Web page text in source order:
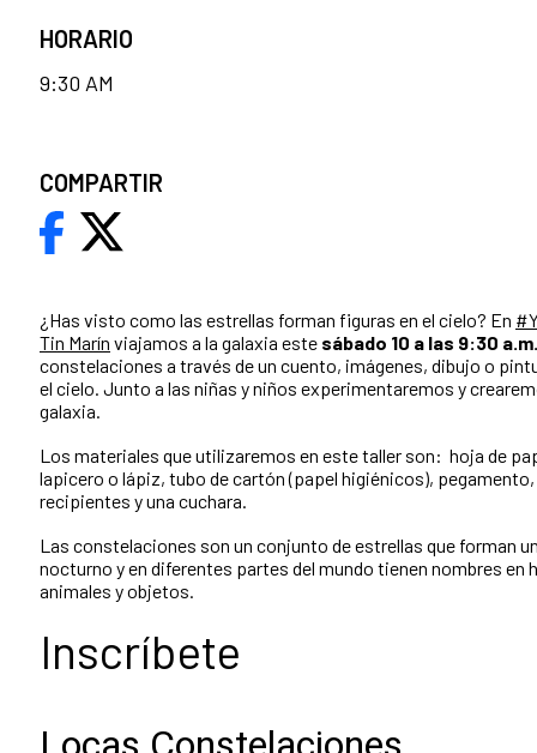
¿Has visto como las estrellas forman figuras en el cielo? En
Tin Marín viajamos a la galaxia este sábado 10 a las 9:30 a.m.
constelaciones a través de un cuento, imágenes, dibujo o
el cielo. Junto a las niñas y niños experimentaremos y
galaxia.
Los materiales que utilizaremos en este taller son: hoja de
lapicero o lápiz, tubo de cartón (papel higiénicos),
recipientes y una cuchara.
Las constelaciones son un conjunto de estrellas que forman
nocturno y en diferentes partes del mundo tienen nombres en
animales y objetos.
Inscríbete
HORARIO
9:30 AM
COMPARTIR